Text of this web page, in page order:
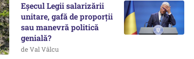
Eșecul Legii salarizării
unitare, gafă de proporții
sau manevră politică
genială?
de Val Vâlcu